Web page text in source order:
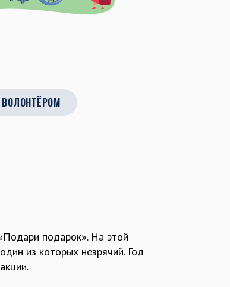
ВОЛОНТЁРОМ
подарок». На этой
из которых незрячий. Год